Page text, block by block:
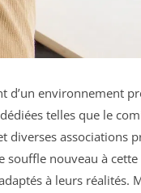
d’un environnement
telles que le
diverses associations
nouveau à
à leurs réalités.